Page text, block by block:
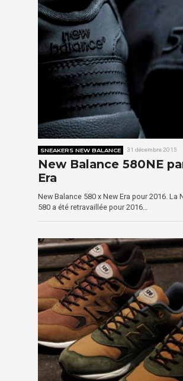
SNEAKERS NEW BALANCE 31 décembre 2015
New Balance 580NE
Era
New Balance 580 x New Era pour 2016. La
580 a été retravaillée pour 2016…